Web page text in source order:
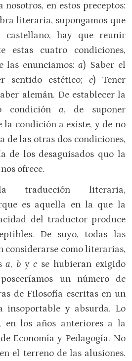
nosotros, en estos preceptos:
literaria, supongamos que
castellano, hay que reunir
estas cuatro condiciones,
las enunciamos:a) Saber el
sentido estético; c) Tener
alemán. De establecer la
condición a, de suponer
la condición a existe, y de no
de las otras dos condiciones,
de los desaguisados quo la
ofrece.
traducción literaria,
es aquella en la que la
del traductor produce
De suyo, todas las
considerarse como literarias,
a, b yc se hubieran exigido
un número de
de Filosofía escritas en un
insoportable y absurda. Lo
en los años anteriores a la
Economía y Pedagogía. No
el terreno de las alusiones.